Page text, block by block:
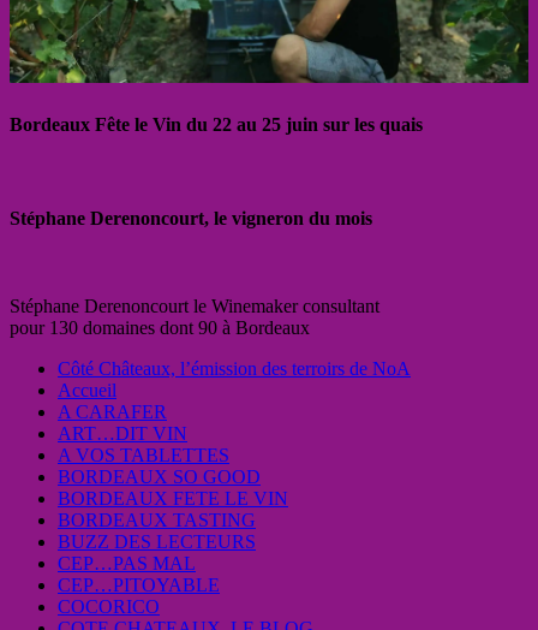
Bordeaux Fête le Vin du 22 au 25 juin sur les quais
Stéphane Derenoncourt, le vigneron du mois
Stéphane Derenoncourt le Winemaker consultant
pour 130 domaines dont 90 à Bordeaux
Côté Châteaux, l’émission des terroirs de NoA
Accueil
A CARAFER
ART…DIT VIN
A VOS TABLETTES
BORDEAUX SO GOOD
BORDEAUX FETE LE VIN
BORDEAUX TASTING
BUZZ DES LECTEURS
CEP…PAS MAL
CEP…PITOYABLE
COCORICO